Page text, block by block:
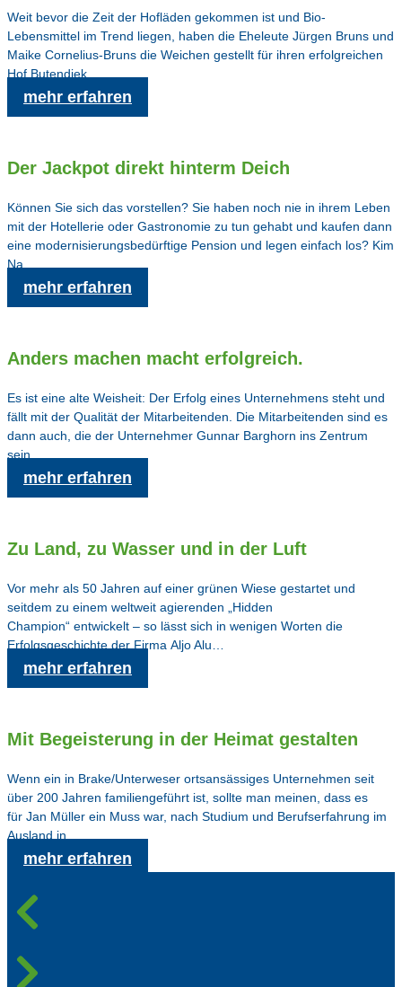
Weit bevor die Zeit der Hofläden gekommen ist und Bio-
Lebensmittel im Trend liegen, haben die Eheleute Jürgen Bruns und
Maike Cornelius-Bruns die Weichen gestellt für ihren erfolgreichen
Hof Butendiek…
mehr erfahren
Der Jackpot direkt hinterm Deich
Können Sie sich das vorstellen? Sie haben noch nie in ihrem Leben
mit der Hotellerie oder Gastronomie zu tun gehabt und kaufen dann
eine modernisierungsbedürftige Pension und legen einfach los? Kim
Na…
mehr erfahren
Anders machen macht erfolgreich.
Es ist eine alte Weisheit: Der Erfolg eines Unternehmens steht und
fällt mit der Qualität der Mitarbeitenden. Die Mitarbeitenden sind es
dann auch, die der Unternehmer Gunnar Barghorn ins Zentrum
sein…
mehr erfahren
Zu Land, zu Wasser und in der Luft
Vor mehr als 50 Jahren auf einer grünen Wiese gestartet und
seitdem zu einem weltweit agierenden „Hidden
Champion“ entwickelt – so lässt sich in wenigen Worten die
Erfolgsgeschichte der Firma Aljo Alu…
mehr erfahren
Mit Begeisterung in der Heimat gestalten
Wenn ein in Brake/Unterweser ortsansässiges Unternehmen seit
über 200 Jahren familiengeführt ist, sollte man meinen, dass es
für Jan Müller ein Muss war, nach Studium und Berufserfahrung im
Ausland in…
mehr erfahren